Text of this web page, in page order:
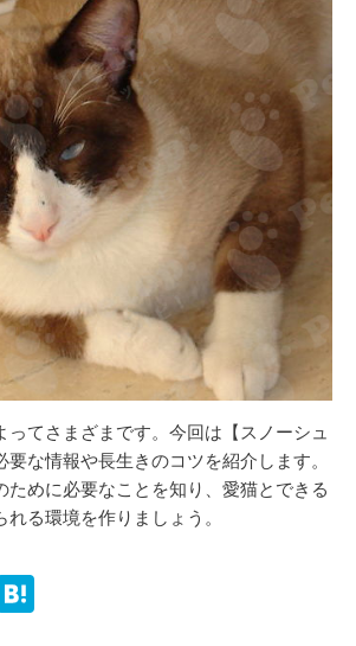
ってさまざまです。今回は【スノーシュ
要な情報や長生きのコツを紹介します。
ために必要なことを知り、愛猫とできる
る環境を作りましょう。